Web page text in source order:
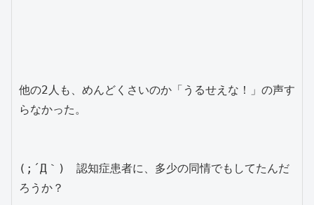
他の2人も、めんどくさいのか「うるせえな！」の声す
らなかった。
(;´Д｀)　認知症患者に、多少の同情でもしてたんだ
ろうか？